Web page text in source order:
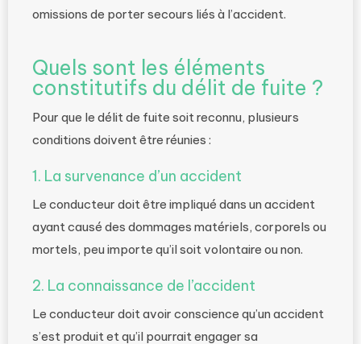
omissions de porter secours liés à l’accident.
Quels sont les éléments
constitutifs du délit de fuite ?
Pour que le délit de fuite soit reconnu, plusieurs
conditions doivent être réunies :
1. La survenance d’un accident
Le conducteur doit être impliqué dans un accident
ayant causé des dommages matériels, corporels ou
mortels, peu importe qu’il soit volontaire ou non.
2. La connaissance de l’accident
Le conducteur doit avoir conscience qu’un accident
s’est produit et qu’il pourrait engager sa